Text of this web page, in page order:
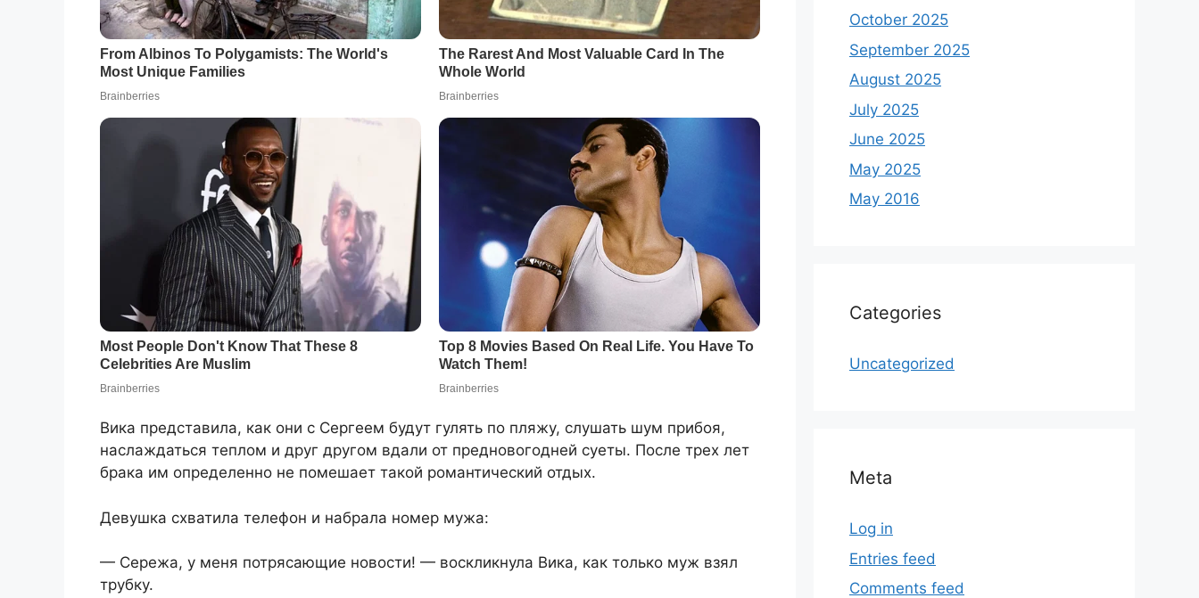
Вика представила, как они с Сергеем будут гулять по пляжу, слушать шум прибоя,
наслаждаться теплом и друг другом вдали от предновогодней суеты. После трех лет
брака им определенно не помешает такой романтический отдых.
Девушка схватила телефон и набрала номер мужа:
— Сережа, у меня потрясающие новости! — воскликнула Вика, как только муж взял
трубку.
October 2025
September 2025
August 2025
July 2025
June 2025
May 2025
May 2016
Categories
Uncategorized
Meta
Log in
Entries feed
Comments feed